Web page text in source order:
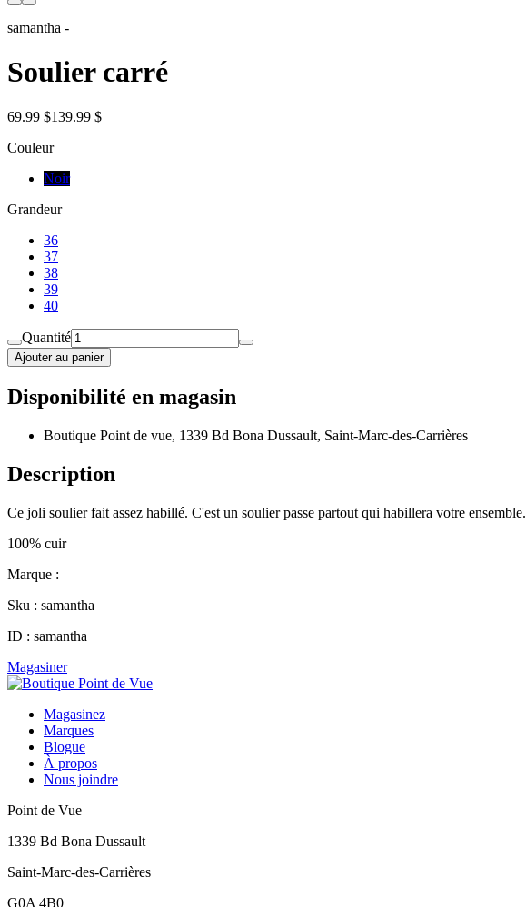
samantha -
Soulier carré
69.99 $139.99 $
Couleur
Noir
Grandeur
36
37
38
39
40
Quantité
Ajouter au panier
Disponibilité en magasin
Boutique Point de vue, 1339 Bd Bona Dussault, Saint-Marc-des-Carrières
Description
Ce joli soulier fait assez habillé. C'est un soulier passe partout qui habillera votre ensemble.
100% cuir
Marque :
Sku : samantha
ID : samantha
Magasiner
Magasinez
Marques
Blogue
À propos
Nous joindre
Point de Vue
1339 Bd Bona Dussault
Saint-Marc-des-Carrières
G0A 4B0